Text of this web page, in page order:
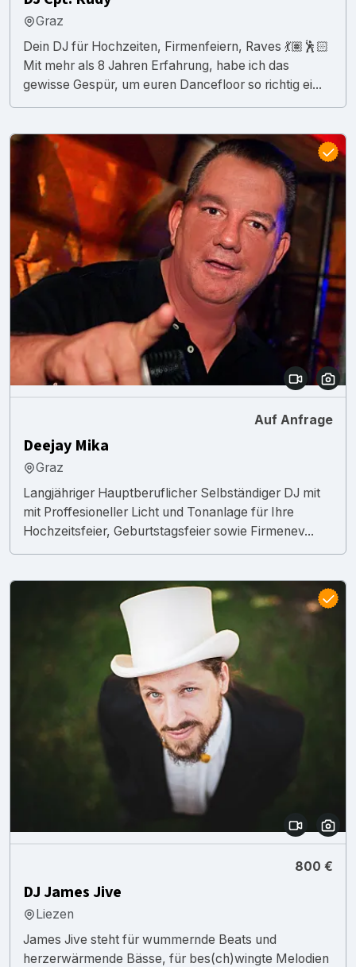
Graz
Dein DJ für Hochzeiten, Firmenfeiern, Raves 💃🏽🕺🏻
Mit mehr als 8 Jahren Erfahrung, habe ich das
gewisse Gespür, um euren Dancefloor so richtig ei...
Auf Anfrage
Deejay Mika
Graz
Langjähriger Hauptberuflicher Selbständiger DJ mit
mit Proffesioneller Licht und Tonanlage für Ihre
Hochzeitsfeier, Geburtstagsfeier sowie Firmenev...
800 €
DJ James Jive
Liezen
James Jive steht für wummernde Beats und
herzerwärmende Bässe, für bes(ch)wingte Melodien